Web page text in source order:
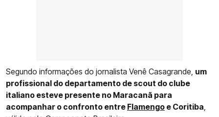
Segundo informações do jornalista Venê Casagrande, um
profissional do departamento de scout do clube
italiano esteve presente no Maracanã para
acompanhar o confronto entre Flamengo e Coritiba